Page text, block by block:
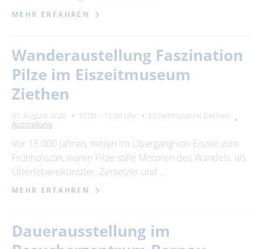
MEHR ERFAHREN
Wanderaustellung Faszination
Pilze im Eiszeitmuseum
Ziethen
07. August 2026 10:00 – 15:00 Uhr
Eiszeitmuseum Ziethen
Ausstellung
Vor 15.000 Jahren, mitten im Übergang von Eiszeit zum
Frühholozän, waren Pilze stille Motoren des Wandels: als
Überlebenskünstler, Zersetzer und …
MEHR ERFAHREN
Dauerausstellung im